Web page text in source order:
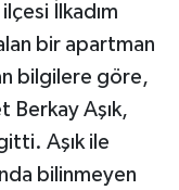
İlkadım
bir apartman
bilgilere göre,
Berkay Aşık,
Aşık ile
bilinmeyen